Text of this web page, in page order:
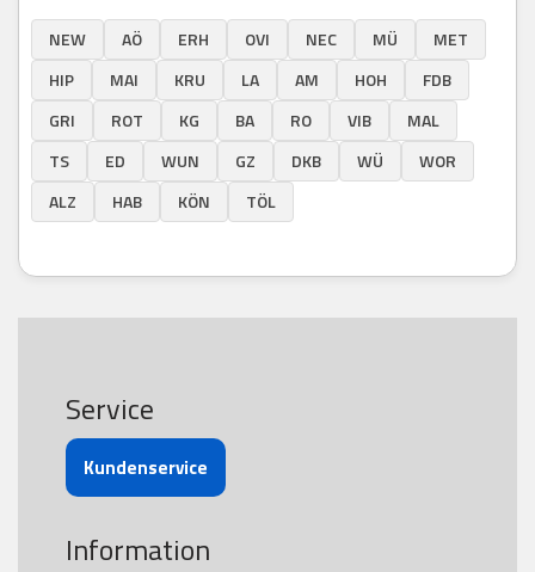
NEW AÖ ERH OVI NEC MÜ
MET
HIP
MAI KRU LA AM HOH
FDB
GRI
ROT KG BA RO VIB
MAL
TS
ED WUN GZ DKB WÜ
WOR
ALZ
HAB KÖN TÖL
Service
Kundenservice
Information